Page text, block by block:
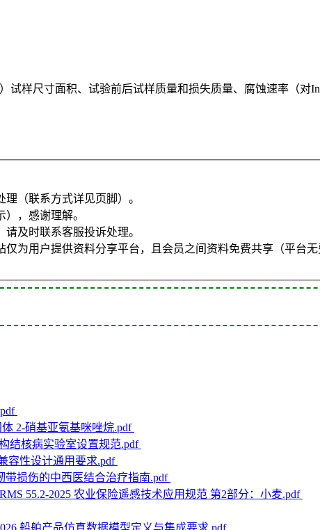
样尺寸面积、试验前后试样质量和损失质量、腐蚀速率（对
（联系方式详见页脚）。
，感谢理解。
及时联系客服投诉处理。
为用户提供资料分享平台，且会员之间资料免费共享（平台
2-硝基亚氨基咪唑烷.pdf
结核病实验室设置规范.pdf
容性设计通用要求.pdf
带损伤的中西医结合治疗指南.pdf
55.2-2025 农业保险遥感技术应用规范 第2部分：小麦.pdf